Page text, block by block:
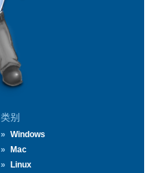
类别
Windows
Mac
Linux